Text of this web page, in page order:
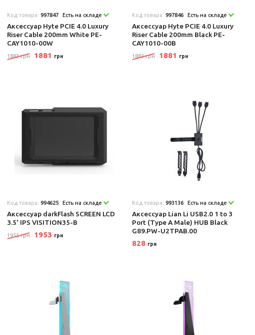
Код товара:997847 Есть на складе
Аксеcсуар Hyte PCIE 4.0 Luxury
Riser Cable 200mm White PE-
CAY1010-00W
1883 грн 1881 грн
Код товара:997846 Есть на складе
Аксеcсуар Hyte PCIE 4.0 Luxury
Riser Cable 200mm Black PE-
CAY1010-00B
1883 грн 1881 грн
Код товара:994625 Есть на складе
Аксеcсуар darkFlash SCREEN LCD
3.5' IPS VISITION35-B
1955 грн 1953 грн
Код товара:993136 Есть на складе
Аксеcсуар Lian Li USB2.0 1 to 3
Port (Type A Male) HUB Black
G89.PW-U2TPAB.00
828 грн